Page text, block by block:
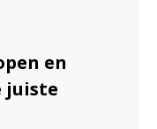
en
juiste